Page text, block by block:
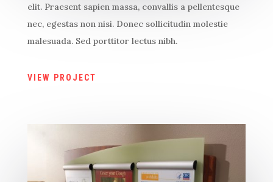
elit. Praesent sapien massa, convallis a pellentesque
nec, egestas non nisi. Donec sollicitudin molestie
malesuada. Sed porttitor lectus nibh.
VIEW PROJECT